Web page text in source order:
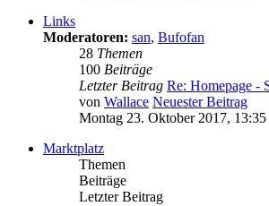
Links
Moderatoren: san, Bufofan
28 Themen
100 Beiträge
Letzter Beitrag Re: Homepage
von Wallace Neuester Beitrag
Montag 23. Oktober 2017, 13:35
Marktplatz
Themen
Beiträge
Letzter Beitrag